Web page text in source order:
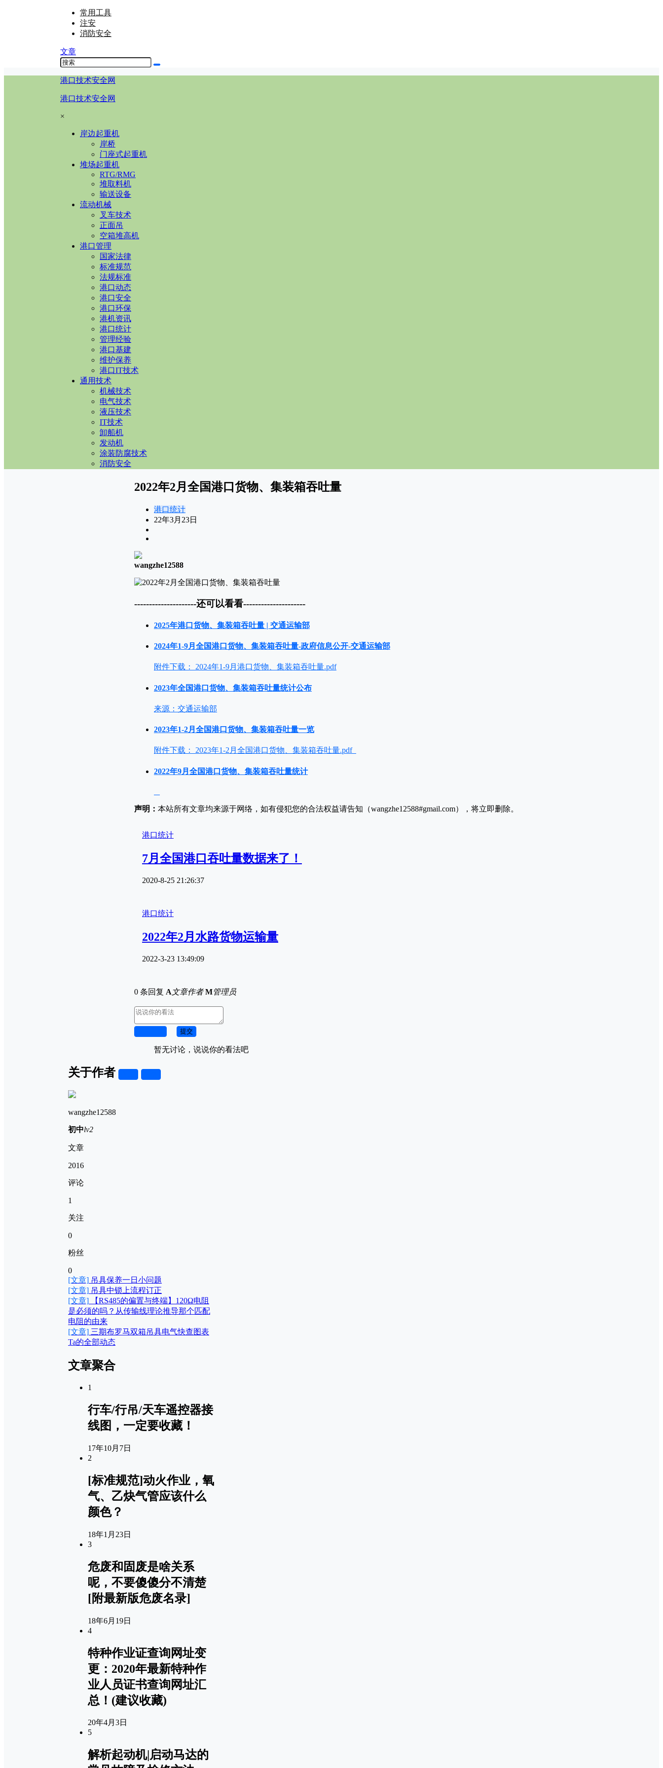
常用工具
注安
消防安全
文章
港口技术安全网
港口技术安全网
×
岸边起重机
岸桥
门座式起重机
堆场起重机
RTG/RMG
堆取料机
输送设备
流动机械
叉车技术
正面吊
空箱堆高机
港口管理
国家法律
标准规范
法规标准
港口动态
港口安全
港口环保
港机资讯
港口统计
管理经验
港口基建
维护保养
港口IT技术
通用技术
机械技术
电气技术
液压技术
IT技术
卸船机
发动机
涂装防腐技术
消防安全
2022年2月全国港口货物、集装箱吞吐量
港口统计
22年3月23日
wangzhe12588
---------------------还可以看看---------------------
2025年港口货物、集装箱吞吐量 | 交通运输部
2024年1-9月全国港口货物、集装箱吞吐量-政府信息公开-交通运输部
附件下载： 2024年1-9月港口货物、集装箱吞吐量.pdf
2023年全国港口货物、集装箱吞吐量统计公布
来源：交通运输部
2023年1-2月全国港口货物、集装箱吞吐量一览
附件下载： 2023年1-2月全国港口货物、集装箱吞吐量.pdf
2022年9月全国港口货物、集装箱吞吐量统计
声明： 本站所有文章均来源于网络，如有侵犯您的合法权益请告知（wangzhe12588#gmail.com），将立即删除。
港口统计
7月全国港口吞吐量数据来了！
2020-8-25 21:26:37
港口统计
2022年2月水路货物运输量
2022-3-23 13:49:09
0 条回复 A文章作者 M管理员
提交
暂无讨论，说说你的看法吧
关于作者
wangzhe12588
初中lv2
文章
2016
评论
1
关注
0
粉丝
0
[文章] 吊具保养一日小问题
[文章] 吊具中锁上流程订正
[文章] 【RS485的偏置与终端】120Ω电阻
是必须的吗？从传输线理论推导那个匹配
电阻的由来
[文章] 三期布罗马双箱吊具电气快查图表
Ta的全部动态
文章聚合
1
行车/行吊/天车遥控器接
线图，一定要收藏！
17年10月7日
2
[标准规范]动火作业，氧
气、乙炔气管应该什么
颜色？
18年1月23日
3
危废和固废是啥关系
呢，不要傻傻分不清楚
[附最新版危废名录]
18年6月19日
4
特种作业证查询网址变
更：2020年最新特种作
业人员证书查询网址汇
总！(建议收藏)
20年4月3日
5
解析起动机|启动马达的